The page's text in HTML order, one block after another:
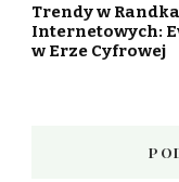
Trendy w
Internetowych:
w Erze Cyfrowej